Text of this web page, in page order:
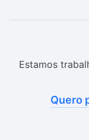
Estamos
Quero